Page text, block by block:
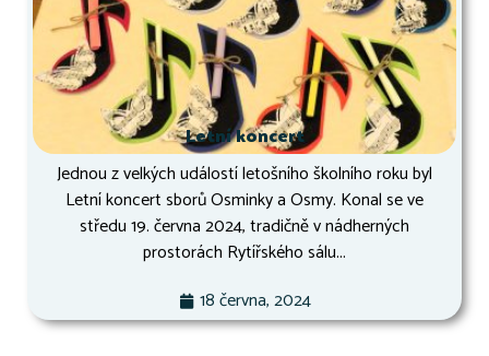
Letní koncert
Jednou z velkých událostí letošního školního roku byl
Letní koncert sborů Osminky a Osmy. Konal se ve
středu 19. června 2024, tradičně v nádherných
prostorách Rytířského sálu...
18 června, 2024